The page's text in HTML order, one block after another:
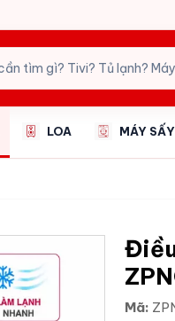
LOA MÁY SẤY
Mã: